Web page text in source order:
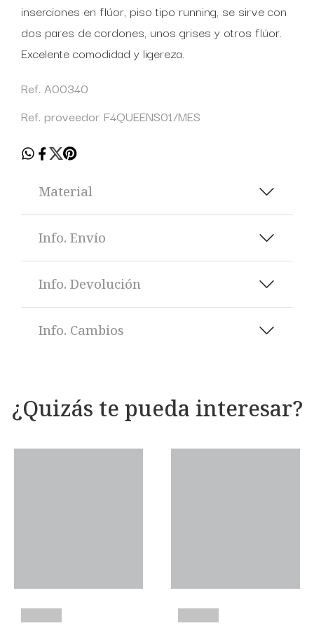
inserciones en flúor, piso tipo running, se sirve con
dos pares de cordones, unos grises y otros flúor.
Excelente comodidad y ligereza.
Ref. A00340
Ref. proveedor F4QUEENS01/MES
Material
Info. Envío
Info. Devolución
Info. Cambios
¿Quizás te pueda interesar?